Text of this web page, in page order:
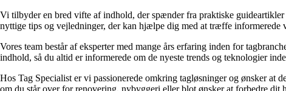
Vi tilbyder en bred vifte af indhold, der spænder fra praktiske
nyttige tips og vejledninger, der kan hjælpe dig med at træffe
Vores team består af eksperter med mange års erfaring inden for
indhold, så du altid er informerede om de nyeste trends og teknologier
Hos Tag Specialist er vi passionerede omkring tagløsninger og ønsker at
om du står over for renovering, nybyggeri eller blot ønsker at forbedre